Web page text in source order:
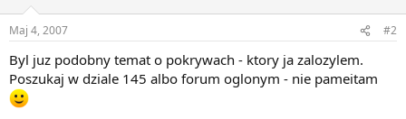
Maj 4, 2007 #2
Byl juz podobny temat o pokrywach - ktory ja zalozylem.
Poszukaj w dziale 145 albo forum oglonym - nie pameitam